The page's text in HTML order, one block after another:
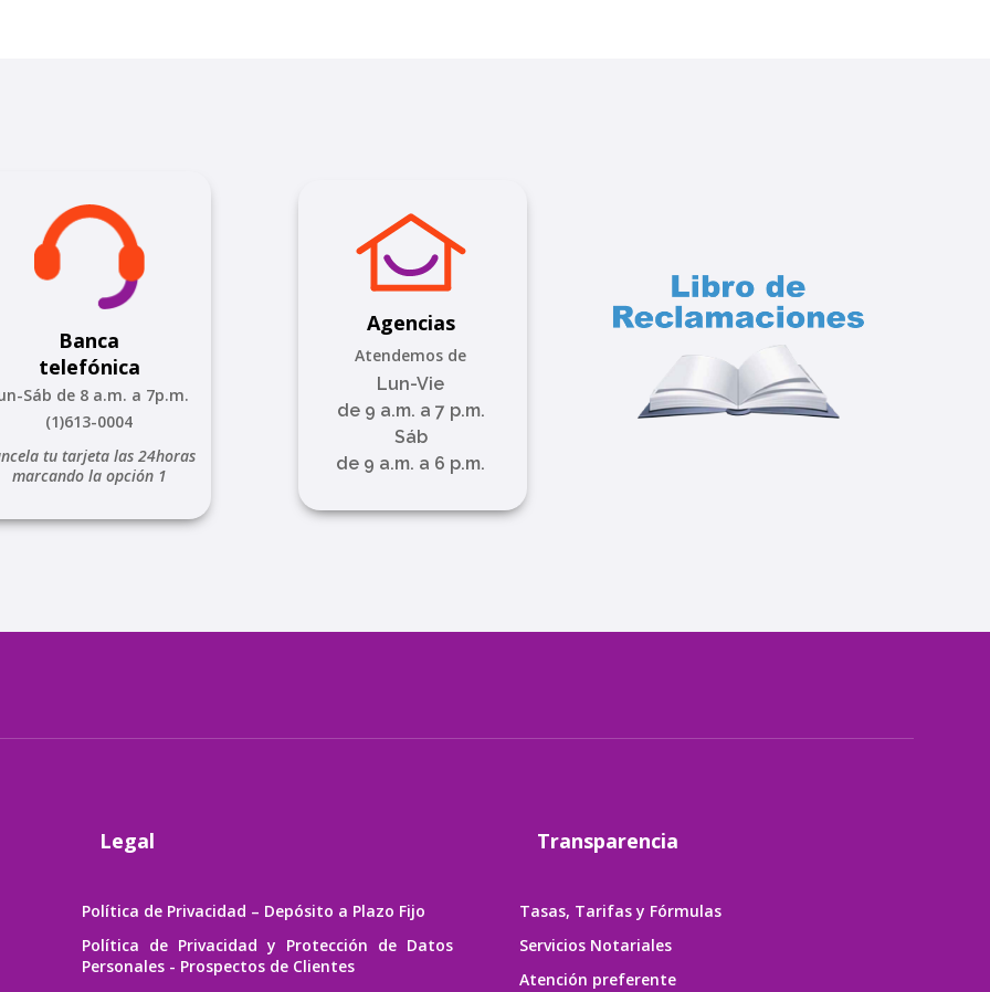
Banca
telefónica
Sáb de 8 a.m. a 7p.m.
(1)613-0004
tu tarjeta las 24horas
marcando la opción 1
Agencias
Atendemos de
Lun-Vie
de 9 a.m. a 7 p.m.
Sáb
de 9 a.m. a 6 p.m.
Legal
Política de Privacidad – Depósito a Plazo Fijo
Política de Privacidad y Protección de Datos
Personales - Prospectos de Clientes
Transparencia
Tasas, Tarifas y Fórmulas
Servicios Notariales
Atención preferente